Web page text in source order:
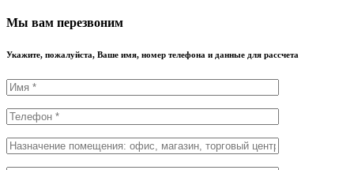
Мы вам перезвоним
Укажите, пожалуйста, Ваше имя, номер телефона и данные для рассчета